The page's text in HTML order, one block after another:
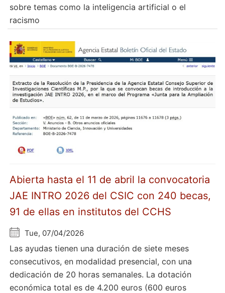
sobre temas como la inteligencia artificial o el
racismo
Abierta hasta el 11 de abril la convocatoria
JAE INTRO 2026 del CSIC con 240 becas,
91 de ellas en institutos del CCHS
Tue, 07/04/2026
Las ayudas tienen una duración de siete meses
consecutivos, en modalidad presencial, con una
dedicación de 20 horas semanales. La dotación
económica total es de 4.200 euros (600 euros